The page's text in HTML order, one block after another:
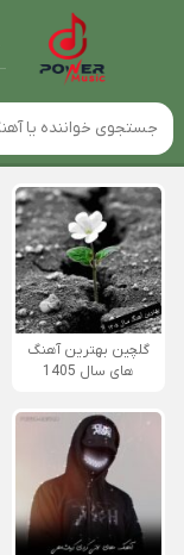
گلچین بهترین آهنگ
های سال 1405